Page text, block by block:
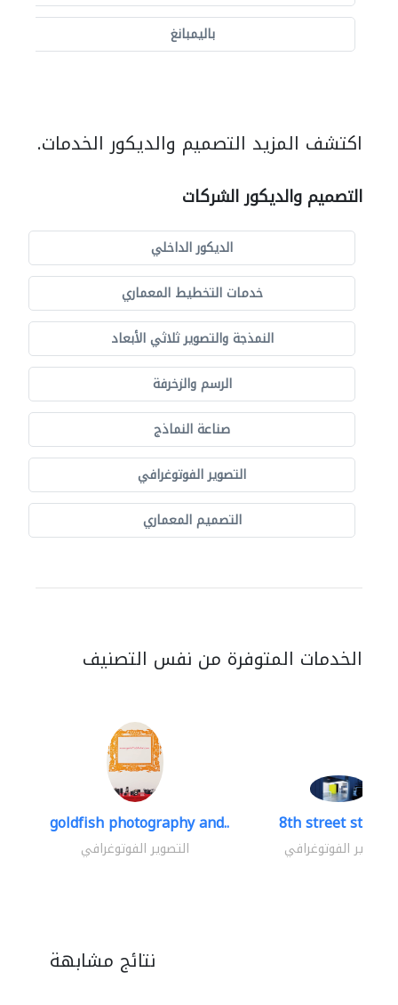
باليمبانغ
اكتشف المزيد التصميم والديكور الخدمات.
التصميم والديكور الشركات
الديكور الداخلي
خدمات التخطيط المعماري
النمذجة والتصوير ثلاثي الأبعاد
الرسم والزخرفة
صناعة النماذج
التصوير الفوتوغرافي
التصميم المعماري
الخدمات المتوفرة من نفس التصنيف
goldfish photography and..
التصوير الفوتوغرافي
8th street studios
التصوير الفوتوغرافي
نتائج مشابهة